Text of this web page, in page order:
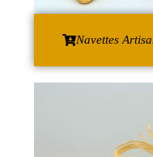
Navettes